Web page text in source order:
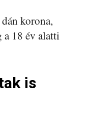
korona,
18 év alatti
is